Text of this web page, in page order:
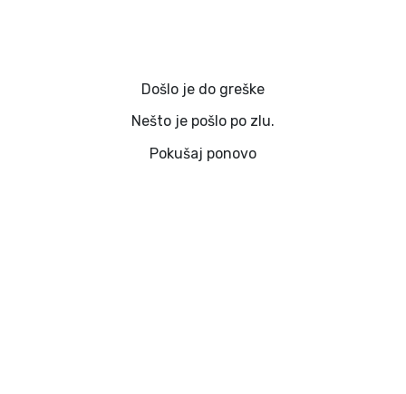
Došlo je do greške
Nešto je pošlo po zlu.
Pokušaj ponovo